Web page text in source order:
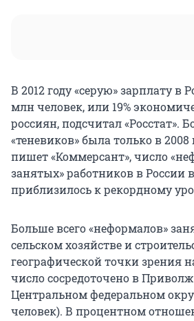
В 2012 году «серую» зарплату в
млн человек, или 19%
россиян, подсчитал «Росстат».
«теневиков» была только в 2008
пишет «Коммерсант», число
занятых» работников в России
приблизилось к рекордному
Больше всего «неформалов»
сельском хозяйстве и
географической точки зрения
число сосредоточено в
Центральном федеральном
человек). В процентном